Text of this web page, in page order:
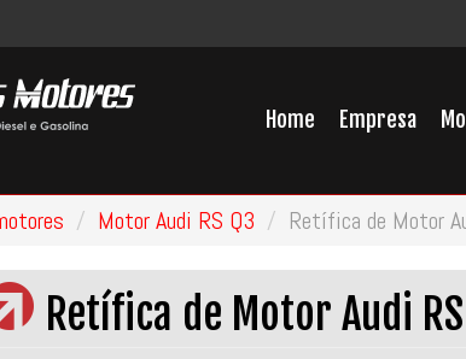
Home Empresa
Motor Audi RS Q3 Retífica de Motor
Retífica de Motor Audi